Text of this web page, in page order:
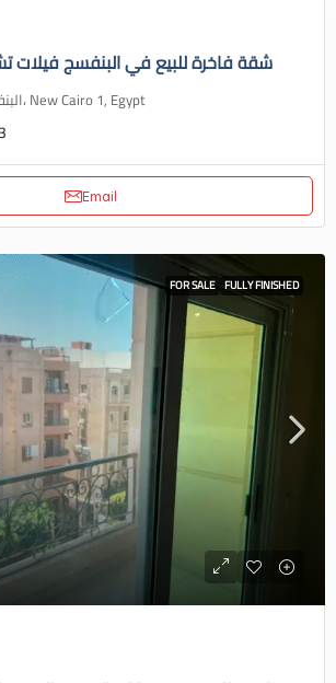
شقة فاخرة للبيع في البنفسج فيلات
البنفسج التجمع الاول، New Cairo 1, Egypt
3
Email
FOR SALE FULLY FINISHED